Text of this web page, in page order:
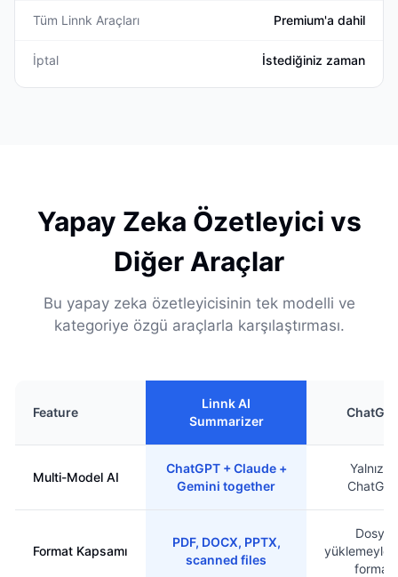
Tüm Linnk Araçları Premium'a dahil
İptal İstediğiniz zaman
Yapay Zeka Özetleyici vs
Diğer Araçlar
Bu yapay zeka özetleyicisinin tek modelli ve
kategoriye özgü araçlarla karşılaştırması.
Feature
Linnk AI
Summarizer
Multi-Model AI
ChatGPT + Claude +
Gemini together
Yalnızca
Format Kapsamı
PDF, DOCX, PPTX,
scanned files
Dosya
yüklemeyle
format